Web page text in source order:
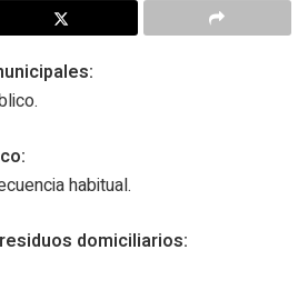
habitual.
domiciliarios: